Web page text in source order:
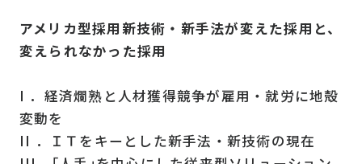
アメリカ型採用新技術・新手法が変えた採用と、
変えられなかった採用
I ．経済爛熟と人材獲得競争が雇用・就労に地殻
変動を
II ．ＩＴをキーとした新手法・新技術の現在